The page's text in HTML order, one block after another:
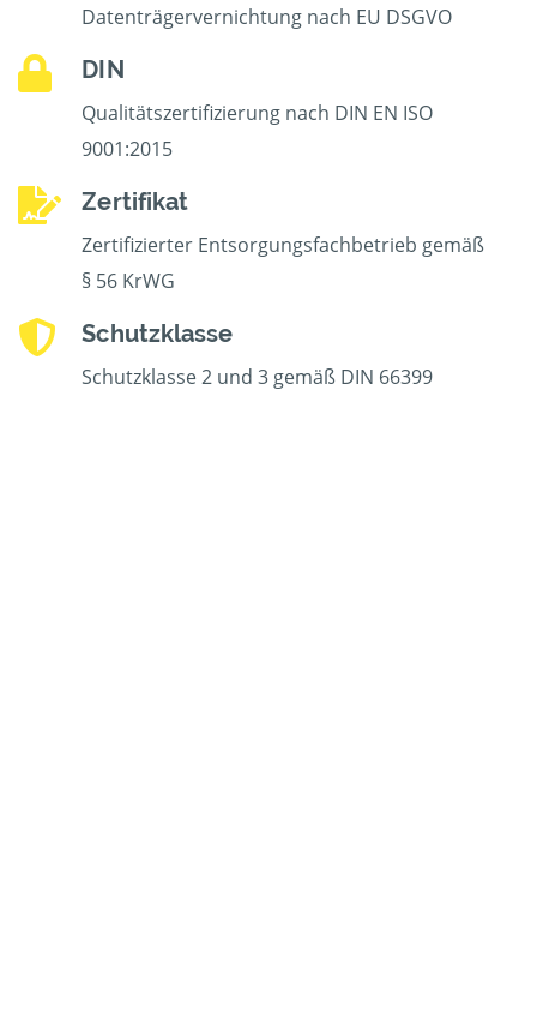
Datenträgervernichtung nach EU DSGVO
DIN
Qualitätszertifizierung nach DIN EN ISO
9001:2015
Zertifikat
Zertifizierter Entsorgungsfachbetrieb gemäß
§ 56 KrWG
Schutzklasse
Schutzklasse 2 und 3 gemäß DIN 66399